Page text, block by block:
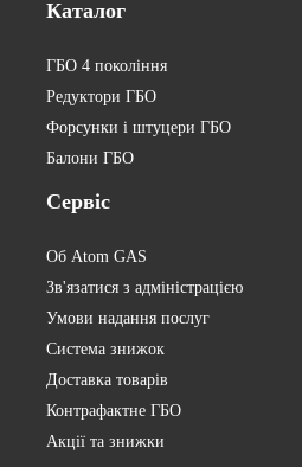
Каталог
ГБО 4 покоління
Редуктори ГБО
Форсунки і штуцери ГБО
Балони ГБО
Сервіс
Об Atom GAS
Зв'язатися з адміністрацією
Умови надання послуг
Система знижок
Доставка товарів
Контрафактне ГБО
Акції та знижки